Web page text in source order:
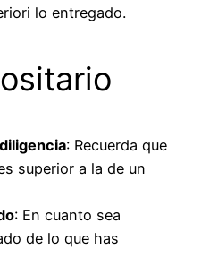
lo entregado.
: Recuerda que
superior a la de un
: En cuanto sea
de lo que has